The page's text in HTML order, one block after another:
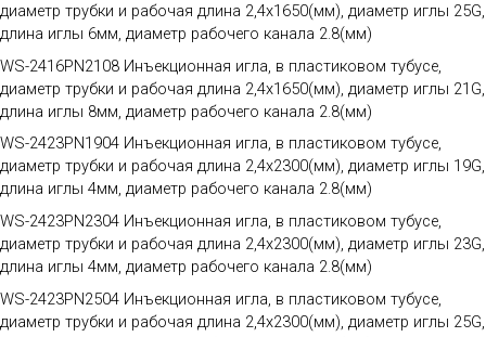
диаметр трубки и рабочая длина 2,4х1650(мм), диаметр иглы 25G,
длина иглы 6мм, диаметр рабочего канала 2.8(мм)
WS-2416PN2108 Инъекционная игла, в пластиковом тубусе,
диаметр трубки и рабочая длина 2,4х1650(мм), диаметр иглы 21G,
длина иглы 8мм, диаметр рабочего канала 2.8(мм)
WS-2423PN1904 Инъекционная игла, в пластиковом тубусе,
диаметр трубки и рабочая длина 2,4х2300(мм), диаметр иглы 19G,
длина иглы 4мм, диаметр рабочего канала 2.8(мм)
WS-2423PN2304 Инъекционная игла, в пластиковом тубусе,
диаметр трубки и рабочая длина 2,4х2300(мм), диаметр иглы 23G,
длина иглы 4мм, диаметр рабочего канала 2.8(мм)
WS-2423PN2504 Инъекционная игла, в пластиковом тубусе,
диаметр трубки и рабочая длина 2,4х2300(мм), диаметр иглы 25G,